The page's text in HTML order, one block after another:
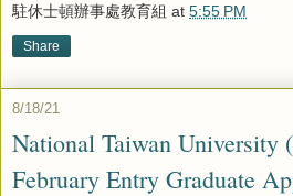
駐休士頓辦事處教育組 at 5:55 PM
Share
8/18/21
National Taiwan University
February Entry Graduate